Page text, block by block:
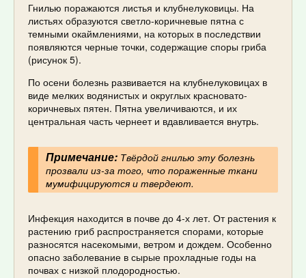
Гнилью поражаются листья и клубнелуковицы. На
листьях образуются светло-коричневые пятна с
темными окаймлениями, на которых в последствии
появляются черные точки, содержащие споры гриба
(рисунок 5).
По осени болезнь развивается на клубнелуковицах в
виде мелких водянистых и округлых красновато-
коричневых пятен. Пятна увеличиваются, и их
центральная часть чернеет и вдавливается внутрь.
Примечание:Твёрдой гнилью эту болезнь
прозвали из-за того, что пораженные ткани
мумифицируются и твердеют.
Инфекция находится в почве до 4-х лет. От растения к
растению гриб распространяется спорами, которые
разносятся насекомыми, ветром и дождем. Особенно
опасно заболевание в сырые прохладные годы на
почвах с низкой плодородностью.